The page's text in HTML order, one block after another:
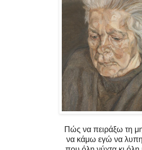
Πώς να πειράξω τη
να κάμω εγώ να